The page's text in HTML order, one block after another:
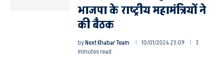
भाजपा के राष्ट्रीय महामंत्रियों ने
की बैठक
byNext Khabar Team 10/01/2024 23:09
3
minutes read